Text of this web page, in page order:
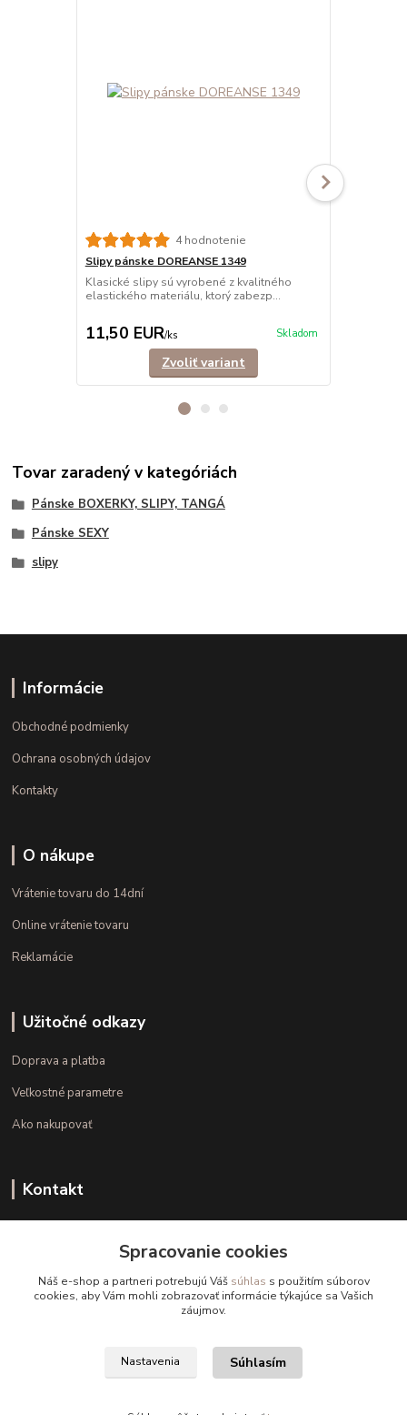
4 hodnotenie
Slipy pánske DOREANSE 1349
Klasické slipy sú vyrobené z kvalitného
elastického materiálu, ktorý zabezp...
11,50 EUR/ks Skladom
Zvoliť variant
Tovar zaradený v kategóriách
Pánske BOXERKY, SLIPY, TANGÁ
Pánske SEXY
slipy
Informácie
Obchodné podmienky
Ochrana osobných údajov
Kontakty
O nákupe
Vrátenie tovaru do 14dní
Online vrátenie tovaru
Reklamácie
Užitočné odkazy
Doprava a platba
Veľkostné parametre
Ako nakupovať
Kontakt
(Po.-Pi. 10.00 - 15.00)
info@kvalitnaBielizen.sk
Copyright © kvalitnabielizen.sk
Spracovanie cookies
Náš e-shop a partneri potrebujú Váš súhlas s použitím súborov
cookies, aby Vám mohli zobrazovať informácie týkajúce sa Vašich
záujmov.
Nastavenia Súhlasím